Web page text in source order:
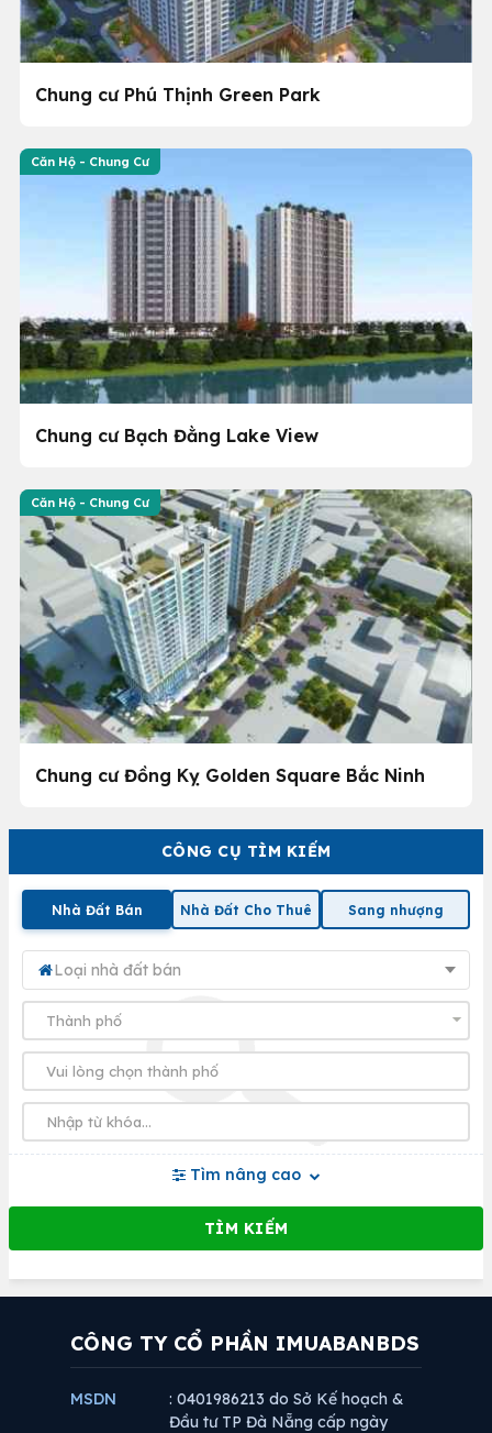
CÔNG CỤ TÌM KIẾM
Nhà Đất Bán Nhà Đất Cho Thuê Sang nhượng
Loại nhà đất bán
Tìm nâng cao
Chung cư Phú Thịnh Green Park
Căn Hộ - Chung Cư
Chung cư Bạch Đằng Lake View
Căn Hộ - Chung Cư
Chung cư Đồng Kỵ Golden Square Bắc Ninh
CÔNG TY CỔ PHẦN IMUABANBDS
MSDN
: 0401986213 do Sở Kế hoạch &
Đầu tư TP Đà Nẵng cấp ngày